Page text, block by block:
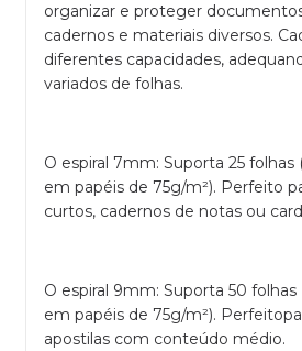
organizar e proteger
cadernos e materiais diversos.
diferentes capacidades,
variados de folhas.
O espiral 7mm: Suporta 25 folhas
em papéis de 75g/m²). Perfeito
curtos, cadernos de notas ou
O espiral 9mm: Suporta 50 folhas
em papéis de 75g/m²).
apostilas com conteúdo médio.